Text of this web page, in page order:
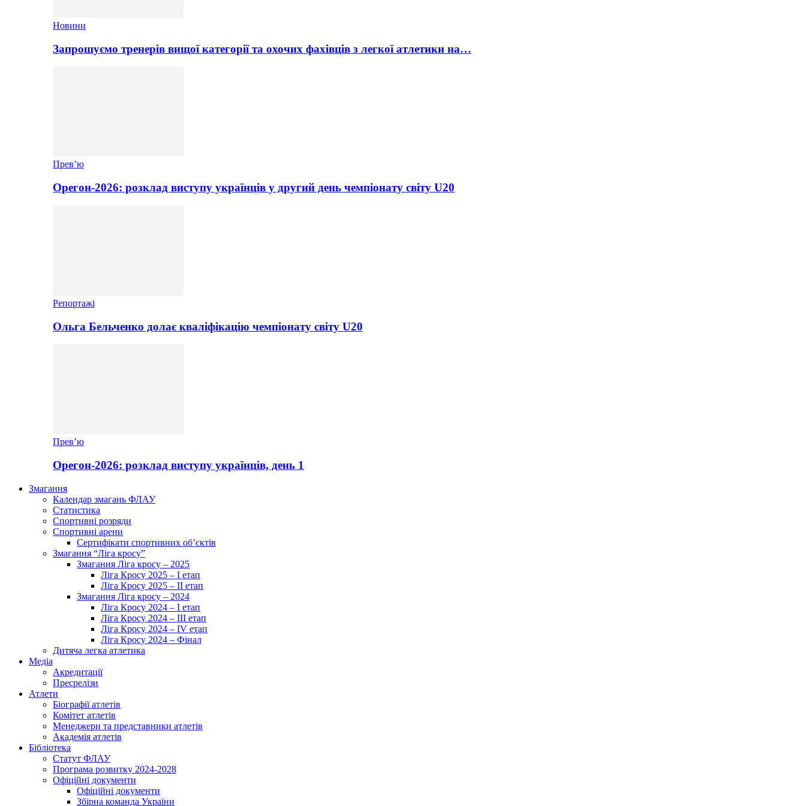
Новини
Запрошуємо тренерів вищої категорії та охочих фахівців з легкої атлетики на…
Прев’ю
Орегон-2026: розклад виступу українців у другий день чемпіонату світу U20
Репортажі
Ольга Бельченко долає кваліфікацію чемпіонату світу U20
Прев’ю
Орегон-2026: розклад виступу українців, день 1
Змагання
Календар змагань ФЛАУ
Статистика
Спортивні розряди
Спортивні арени
Сертифікати спортивних об’єктів
Змагання “Ліга кросу”
Змагання Ліга кросу – 2025
Ліга Кросу 2025 – I етап
Ліга Кросу 2025 – II етап
Змагання Ліга кросу – 2024
Ліга Кросу 2024 – I етап
Ліга Кросу 2024 – III етап
Ліга Кросу 2024 – IV етап
Ліга Кросу 2024 – Фінал
Дитяча легка атлетика
Медіа
Акредитації
Пресрелізи
Атлети
Біографії атлетів
Комітет атлетів
Менеджери та представники атлетів
Академія атлетів
Бібліотека
Статут ФЛАУ
Програма розвитку 2024-2028
Офіційні документи
Офіційні документи
Збірна команда України